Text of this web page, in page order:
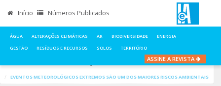
Início Números Publicados
ÁGUA ALTERAÇÕES CLIMÁTICAS AR BIODIVERSIDADE
ENERGIA
GESTÃO
RESÍDUOS E RECURSOS SOLOS TERRITÓRIO
ASSINE A REVISTA
EVENTOS METEOROLÓGICOS EXTREMOS SÃO UM DOS MAIORES RISCOS AMBIENTAIS